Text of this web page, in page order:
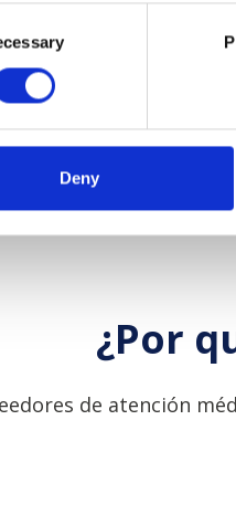
Deny
¿Por
de atención